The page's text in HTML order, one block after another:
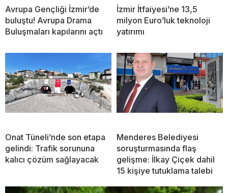
Avrupa Gençliği İzmir’de
buluştu! Avrupa Drama
Buluşmaları kapılarını açtı
İzmir İtfaiyesi’ne 13,5
milyon Euro’luk teknoloji
yatırımı
Onat Tüneli’nde son etapa
gelindi: Trafik sorununa
kalıcı çözüm sağlayacak
Menderes Belediyesi
soruşturmasında flaş
gelişme: İlkay Çiçek dahil
15 kişiye tutuklama talebi